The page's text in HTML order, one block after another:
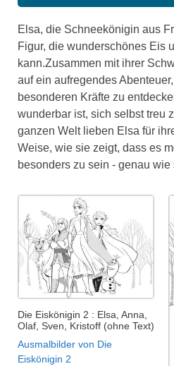
Elsa, die Schneekönigin aus
Figur, die wunderschönes Eis
kann.Zusammen mit ihrer
auf ein aufregendes
besonderen Kräfte zu
wunderbar ist, sich selbst treu
ganzen Welt lieben Elsa für
Weise, wie sie zeigt, dass es
besonders zu sein - genau wie
Die Eiskönigin 2 : Elsa, Anna,
Olaf, Sven, Kristoff (ohne Text)
Ausmalbilder von Die
Eiskönigin 2